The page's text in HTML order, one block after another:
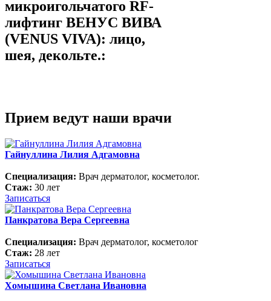
микроигольчатого RF-
лифтинг ВЕНУС ВИВА
(VENUS VIVA): лицо,
шея, декольте.:
Прием ведут наши врачи
Гайнуллина Лилия Адгамовна
Специализация: Врач дерматолог, косметолог.
Стаж: 30 лет
Записаться
Панкратова Вера Сергеевна
Специализация: Врач дерматолог, косметолог
Стаж: 28 лет
Записаться
Хомышина Светлана Ивановна